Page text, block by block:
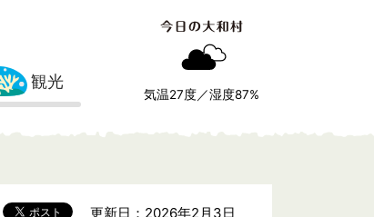
観光
気温27度／湿度87%
更新日：2026年2月3日